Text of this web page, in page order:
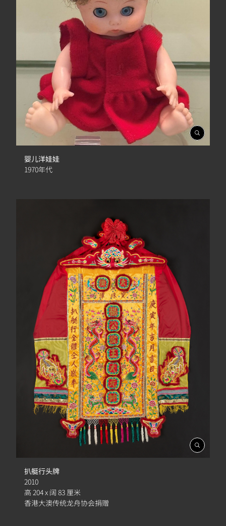
開
啟
婴儿洋娃娃
1970年代
開
啟
扒艇行头牌
2010
高 204 x 阔 83 厘米
香港大澳传统龙舟协会捐赠